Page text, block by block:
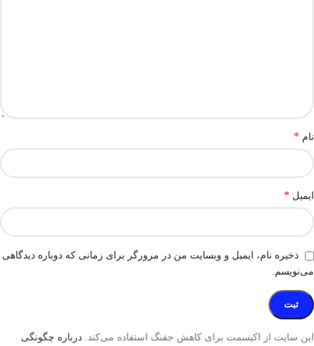
نام *
ایمیل *
ذخیره نام، ایمیل و وبسایت من در مرورگر برای زمانی که دوباره دیدگاهی
می‌نویسم.
این سایت از اکیسمت برای کاهش جفنگ استفاده می‌کند. درباره چگونگی